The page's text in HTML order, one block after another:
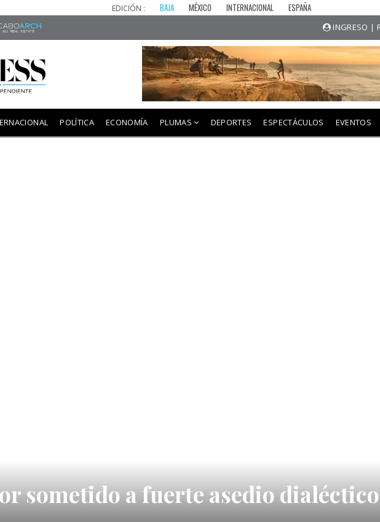
EDICIÓN : BAJA MÉXICO INTERNACIONAL ESPAÑA
INGRESO |
POLÍTICA ECONOMÍA PLUMAS DEPORTES ESPECTÁCULOS EVENTOS
sometido a fuerte asedio